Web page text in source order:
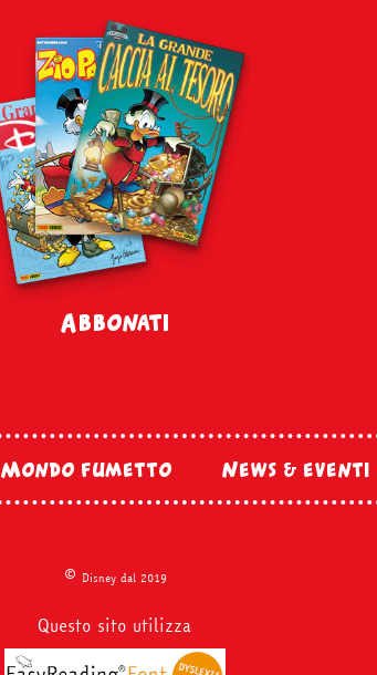
Abbonati
Mondo fumetto News & eventi
© Disney dal 2019
Questo sito utilizza